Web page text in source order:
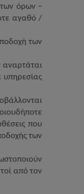
όρων –
αγαθό /
των
αναρτάται
υπηρεσίας
που
των
από τον